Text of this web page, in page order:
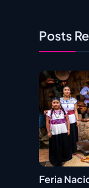
Posts
Feria